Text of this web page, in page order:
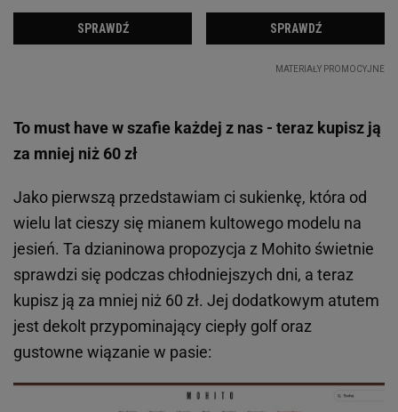
To must have w szafie każdej z nas - teraz kupisz ją
za mniej niż 60 zł
Jako pierwszą przedstawiam ci sukienkę, która od
wielu lat cieszy się mianem kultowego modelu na
jesień. Ta dzianinowa propozycja z Mohito świetnie
sprawdzi się podczas chłodniejszych dni, a teraz
kupisz ją za mniej niż 60 zł. Jej dodatkowym atutem
jest dekolt przypominający ciepły golf oraz
gustowne wiązanie w pasie: